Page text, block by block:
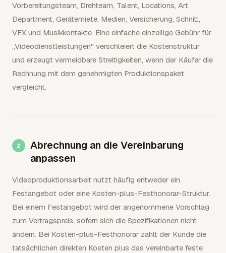
Vorbereitungsteam, Drehteam, Talent, Locations, Art
Department, Gerätemiete, Medien, Versicherung, Schnitt,
VFX und Musikkontakte. Eine einfache einzeilige Gebühr für
„Videodienstleistungen" verschleiert die Kostenstruktur
und erzeugt vermeidbare Streitigkeiten, wenn der Käufer die
Rechnung mit dem genehmigten Produktionspaket
vergleicht.
Abrechnung an die Vereinbarung
anpassen
Videoproduktionsarbeit nutzt häufig entweder ein
Festangebot oder eine Kosten-plus-Festhonorar-Struktur.
Bei einem Festangebot wird der angenommene Vorschlag
zum Vertragspreis, sofern sich die Spezifikationen nicht
ändern. Bei Kosten-plus-Festhonorar zahlt der Kunde die
tatsächlichen direkten Kosten plus das vereinbarte feste